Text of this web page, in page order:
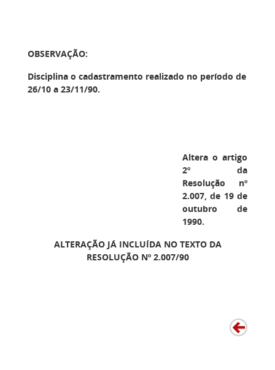
OBSERVAÇÃO:
Disciplina o cadastramento realizado no período de
26/10 a 23/11/90.
Altera o artigo
2º da
Resolução nº
2.007, de 19 de
outubro de
1990.
ALTERAÇÃO JÁ INCLUÍDA NO TEXTO DA
RESOLUÇÃO Nº 2.007/90